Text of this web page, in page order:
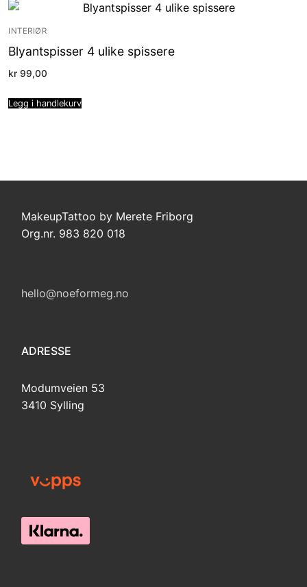
INTERIØR
Blyantspisser 4 ulike spissere
kr 99,00
Legg i handlekurv
MakeupTattoo by Merete Friborg
Org.nr. 983 820 018
hello@noeformeg.no
ADRESSE
Modumveien 53
3410 Sylling